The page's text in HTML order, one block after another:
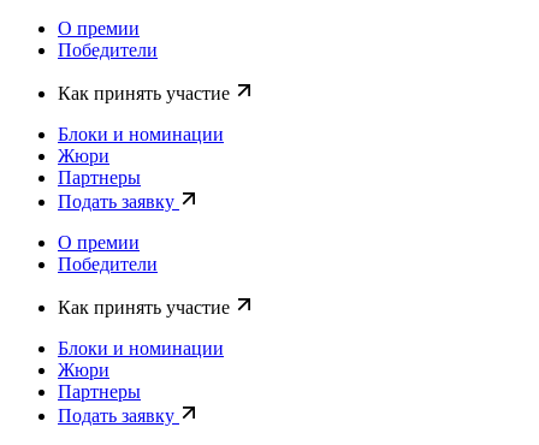
О премии
Победители
Как принять участие
Блоки и номинации
Жюри
Партнеры
Подать заявку
О премии
Победители
Как принять участие
Блоки и номинации
Жюри
Партнеры
Подать заявку